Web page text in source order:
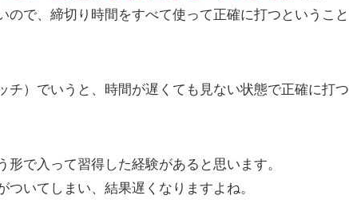
ので、締切り時間をすべて使って正確に打つということ
チ）でいうと、時間が遅くても見ない状態で正確に打つ
形で入って習得した経験があると思います。
いてしまい、結果遅くなりますよね。